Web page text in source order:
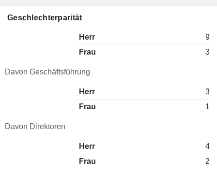
Geschlechterparität
Herr
9
Frau
3
Davon Geschäftsführung
Herr
3
Frau
1
Davon Direktoren
Herr
4
Frau
2